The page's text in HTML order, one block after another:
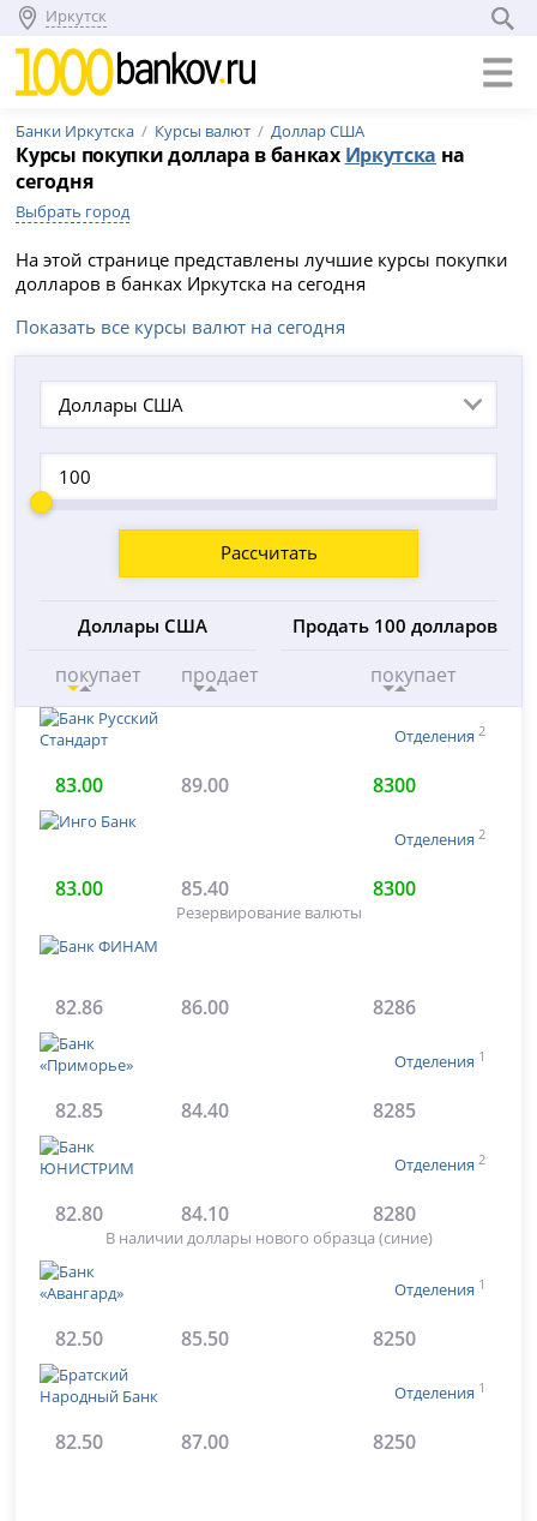
Иркутск
Банки Иркутска Курсы валют Доллар США
Курсы покупки доллара в банках Иркутска на
сегодня
Выбрать город
На этой странице представлены лучшие курсы покупки
долларов в банках Иркутска на сегодня
Показать все курсы валют на сегодня
Доллары США
Рассчитать
Доллары США
покупает продает
Продать 100 долларов
покупает
Отделения 2
83.00 89.00 8300
Отделения 2
83.00 85.40 8300
Резервирование валюты
82.86 86.00 8286
Отделения 1
82.85 84.40 8285
Отделения 2
82.80 84.10 8280
В наличии доллары нового образца (синие)
Отделения 1
82.50 85.50 8250
Отделения 1
82.50 87.00 8250